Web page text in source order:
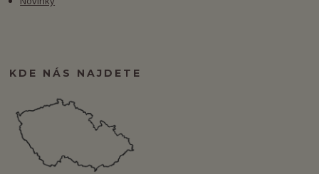
KDE NÁS NAJDETE